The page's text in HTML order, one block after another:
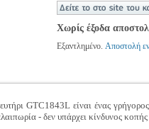
Χωρίς έξοδα
Εξαντλημένο. Αποστολή
GTC1843L είναι ένας
- δεν υπάρχει κίνδυνος